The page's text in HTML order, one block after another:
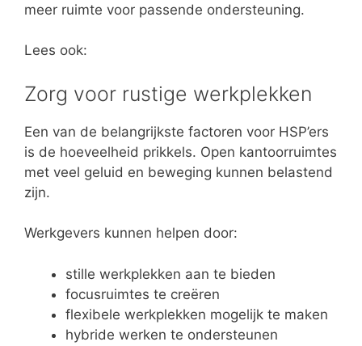
meer ruimte voor passende ondersteuning.
Lees ook:
Zorg voor rustige werkplekken
Een van de belangrijkste factoren voor HSP’ers
is de hoeveelheid prikkels. Open kantoorruimtes
met veel geluid en beweging kunnen belastend
zijn.
Werkgevers kunnen helpen door:
stille werkplekken aan te bieden
focusruimtes te creëren
flexibele werkplekken mogelijk te maken
hybride werken te ondersteunen